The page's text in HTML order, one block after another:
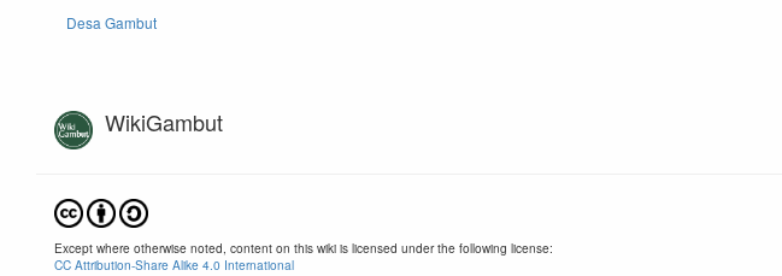
Desa Gambut
WikiGambut
Except where otherwise noted, content on this wiki is licensed under the following license:
CC Attribution-Share Alike 4.0 International